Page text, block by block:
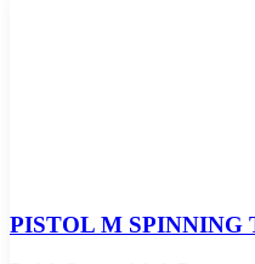
PISTOL M SPINNING